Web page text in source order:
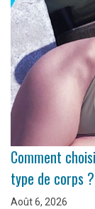
Comment
type de corps ?
Août 6, 2026